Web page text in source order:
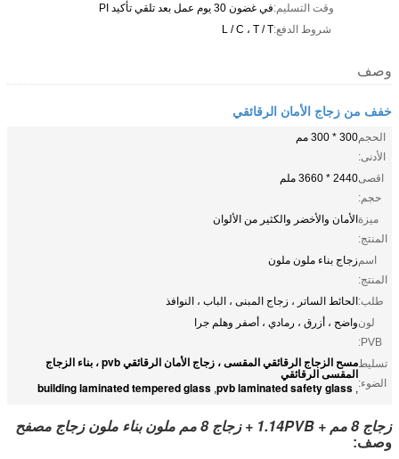
وقت التسليم:في غضون 30 يوم عمل بعد تلقي تأكيد PI
شروط الدفع:L / C ، T / T
وصف
خفف من زجاج الأمان الرقائقي
الحجم
الأدنى:
300 * 300 مم
اقصى
حجم:
2440 * 3660 ملم
ميزة
المنتج:
الأمان والأخضر والكثير من الألوان
اسم
المنتج:
زجاج بناء ملون ملون
طلب:الحائط الساتر ، زجاج المبنى ، الباب ، النوافذ
لون
PVB:
واضح ، أزرق ، رمادي ، أصفر وهلم جرا
تسليط
الضوء:
مسح الزجاج الرقائقي المقسى ، زجاج الأمان الرقائقي pvb ، بناء الزجاج
المقسى الرقائقي
,
pvb laminated safety glass
,
building laminated tempered glass
زجاج 8 مم + 1.14PVB + زجاج 8 مم ملون بناء ملون زجاج مصفح
وصف: